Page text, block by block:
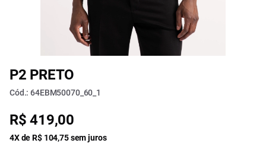
P2 PRETO
Cód.: 64EBM50070_60_1
R$ 419,00
4X de R$ 104,75 sem juros